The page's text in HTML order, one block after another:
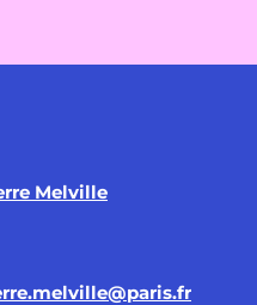
Melville